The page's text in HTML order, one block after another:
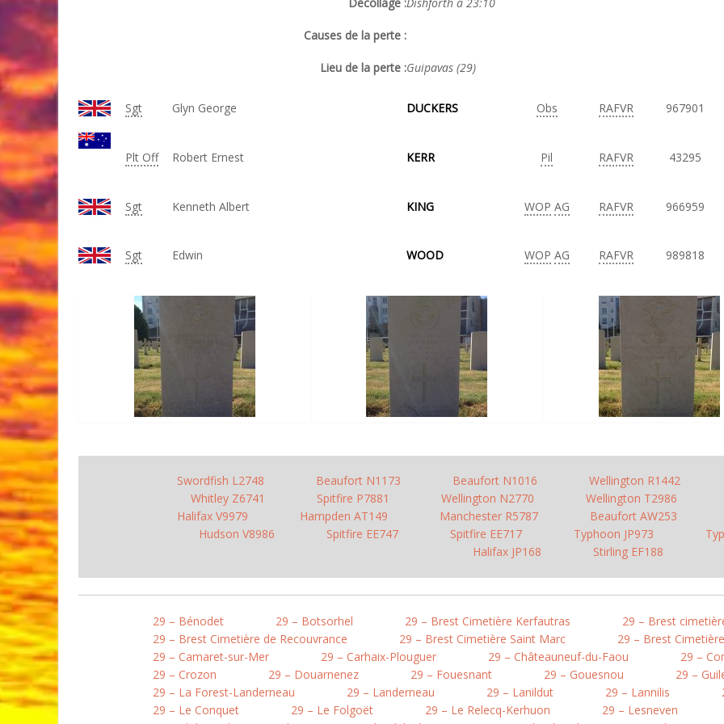
Causes de la perte :
Lieu de la perte :Guipavas (29)
Sgt Glyn George DUCKERS Obs RAFVR 967901
Plt Off Robert Ernest KERR Pil RAFVR 43295
Sgt Kenneth Albert KING WOP AG RAFVR 966959
Sgt Edwin WOOD WOP AG RAFVR 989818
Swordfish L2748 Beaufort N1173 Beaufort N1016
Wellington R1442
Whitley Z6741
Spitfire P7881 Wellington N2770
Wellington T2986
Halifax V9979
Hampden AT149 Manchester R5787
Beaufort AW253
Hudson V8986
Spitfire EE747 Spitfire EE717 Typhoon JP973
Halifax JP168
Stirling EF188
29 – Bénodet 29 – Botsorhel 29 – Brest Cimetière Kerfautras
29 – Brest
29 – Brest Cimetière de Recouvrance
29 – Brest Cimetière Saint Marc
29 – Brest
29 – Camaret-sur-Mer
29 – Carhaix-Plouguer 29 – Châteauneuf-du-Faou
29 –
29 – Crozon
29 – Douarnenez 29 – Fouesnant 29 – Gouesnou
29 –
29 – La Forest-Landerneau
29 – Landerneau 29 – Lanildut 29 – Lannilis
29 – Le Conquet
29 – Le Folgoët 29 – Le Relecq-Kerhuon
29 – Lesneven